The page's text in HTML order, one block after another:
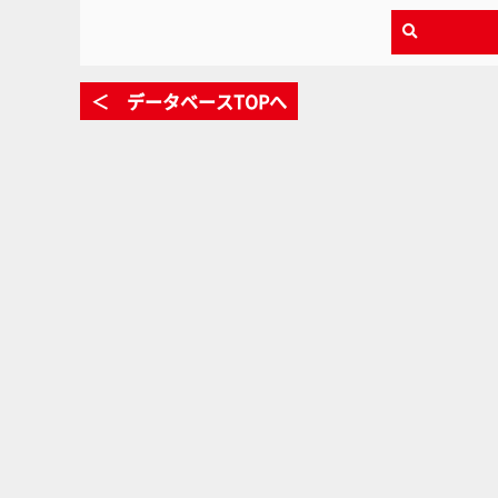
＜ データベースTOPへ